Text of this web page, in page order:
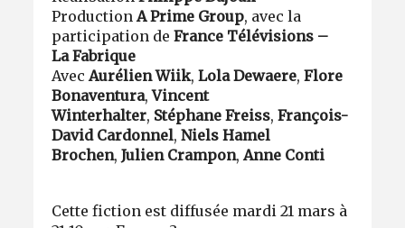
ProductionA Prime Group, avec la
participation deFrance Télévisions –
La Fabrique
AvecAurélien Wiik,Lola Dewaere, Flore
Bonaventura,Vincent
Winterhalter, Stéphane Freiss,François-
David Cardonnel,Niels Hamel
Brochen,Julien Crampon,Anne Conti
Cette fiction est diffusée mardi 21 mars à